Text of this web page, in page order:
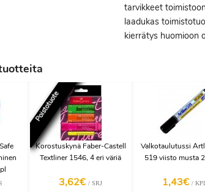
tarvikkeet
laadukas
kierrätys huomioon
Poistotuote
Korostuskynä Faber-Castell
Textliner 1546, 4 eri väriä
3,62€ / SRJ
Valkotaulutussi
519 viisto musta
1,43€ /